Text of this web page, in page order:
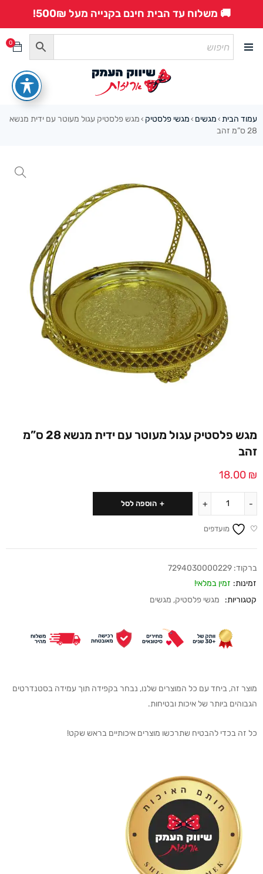
🚚 משלוח עד הבית חינם בקנייה מעל 500₪!
0
עמוד הבית › מגשים › מגשי פלסטיק › מגש פלסטיק עגול מעוטר עם ידית מנשא
28 ס”מ זהב
מגש פלסטיק עגול מעוטר עם ידית מנשא 28 ס”מ
זהב
18.00 ₪
הוספה לסל
מועדפים
ברקוד: 7294030000229
זמינות: זמין במלאי!
קטגוריות:
מגשי פלסטיק, מגשים
מוצר זה, ביחד עם כל המוצרים שלנו, נבחר בקפידה תוך עמידה בסטנדרטים
הגבוהים ביותר של איכות ובטיחות.
כל זה בכדי להבטיח שתרכשו מוצרים איכותיים בראש שקט!